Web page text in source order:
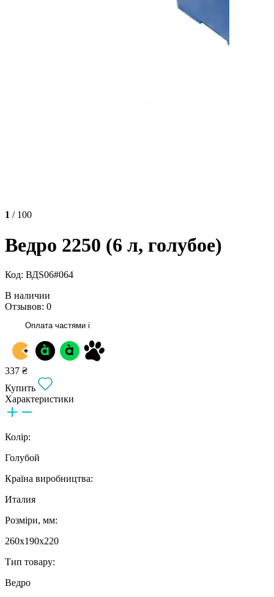
1 / 100
Ведро 2250 (6 л, голубое)
Код: ВДS06#064
В наличии
Отзывов: 0
Оплата частями i
337 ₴
Купить
Характеристики
Колір:
Голубой
Країна виробництва:
Италия
Розміри, мм:
260х190х220
Тип товару:
Ведро